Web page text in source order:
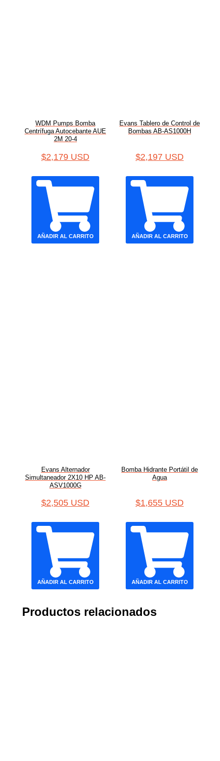
WDM Pumps Bomba
Centrífuga Autocebante AUE
2M 20-4
$2,179 USD
AÑADIR AL CARRITO
Evans Tablero de Control de
Bombas AB-AS1000H
$2,197 USD
AÑADIR AL CARRITO
Evans Alternador
Simultaneador 2X10 HP AB-
ASV1000G
$2,505 USD
AÑADIR AL CARRITO
Bomba Hidrante Portátil de
Agua
$1,655 USD
AÑADIR AL CARRITO
Productos relacionados